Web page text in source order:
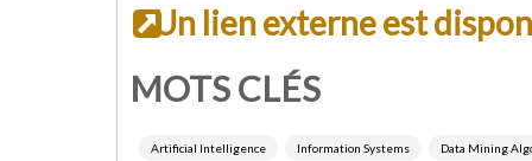
Un lien externe est
MOTS CLÉS
Artificial Intelligence Information Systems Data Mining